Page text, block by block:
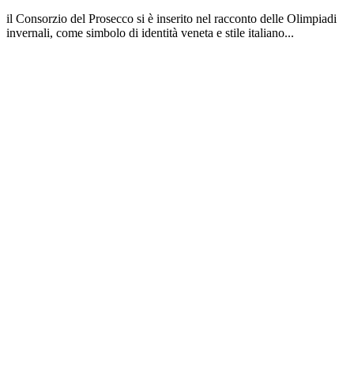
il Consorzio del Prosecco si è inserito nel racconto delle Olimpiadi
invernali, come simbolo di identità veneta e stile italiano...